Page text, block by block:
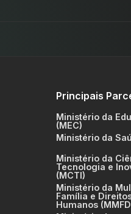
Principais
Ministério da
(MEC)
Ministério da
Ministério da
Tecnologia e
(MCTI)
Ministério da
Família e
Humanos